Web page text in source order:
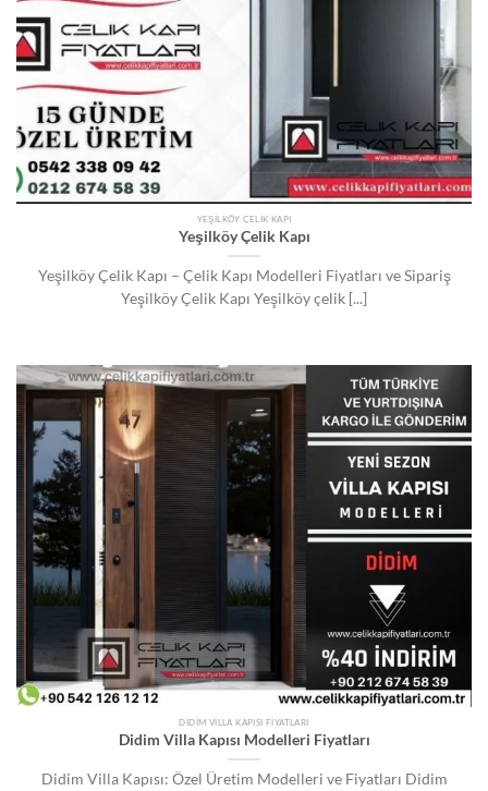
YEŞILKÖY ÇELIK KAPI
Yeşilköy Çelik Kapı
Yeşilköy Çelik Kapı – Çelik Kapı Modelleri Fiyatları ve Sipariş
Yeşilköy Çelik Kapı Yeşilköy çelik [...]
DIDIM VILLA KAPISI FIYATLARI
Didim Villa Kapısı Modelleri Fiyatları
Didim Villa Kapısı: Özel Üretim Modelleri ve Fiyatları Didim